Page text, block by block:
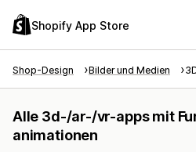
Shopify App Store
Shop-Design Bilder und Medien
Alle 3d-/ar-/vr-apps mit
animationen